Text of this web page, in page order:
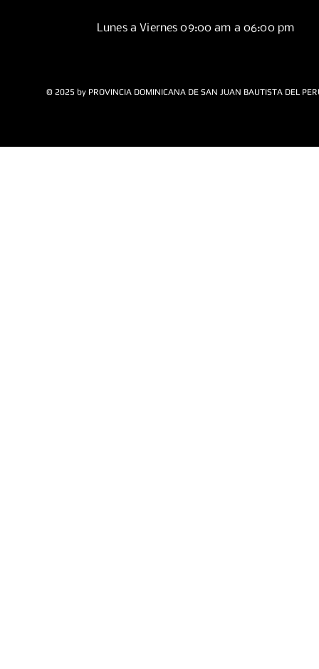
Lunes a Viernes 09:00 am a 06:00 pm
© 2025 by PROVINCIA DOMINICANA DE SAN JUAN BAUTISTA DEL